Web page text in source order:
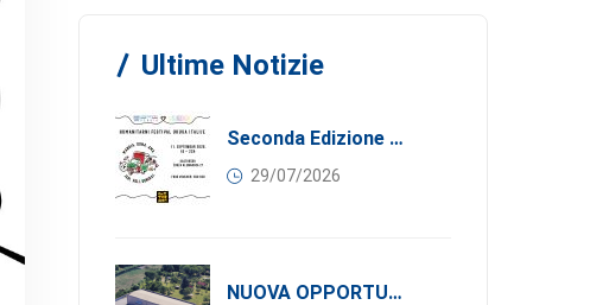
Ultime Notizie
Seconda Edizione Di MANGIA. DONA. AMA: Quando La Gastronomia Incontra La Solidarietà, 11 Settembre 2026
29/07/2026
NUOVA OPPORTUNITÀ DI BUSINESS PER I SOCI DI CONFINDUSTRIA SERBIA: Affitasi Un Moderno Capannone Industriale A Pančevo – 1.200 M² Nella Zona Industriale